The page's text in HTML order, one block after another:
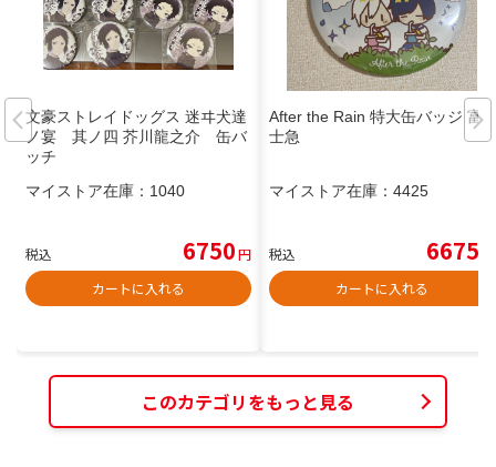
文豪ストレイドッグス 迷ヰ犬達
ノ宴 其ノ四 芥川龍之介 缶バ
ッチ
マイストア在庫： 1040
税込 6750円
カートに入れる
After the Rain 特大缶バッジ 富
士急
マイストア在庫： 4425
税込 6675
カートに入れる
このカテゴリをもっと見る